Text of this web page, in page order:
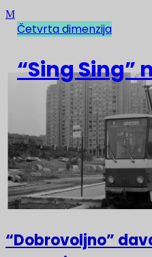
NAJNOVIJE
“Dobrovoljno”
Četvrta dimenzija
“Sing Sing”